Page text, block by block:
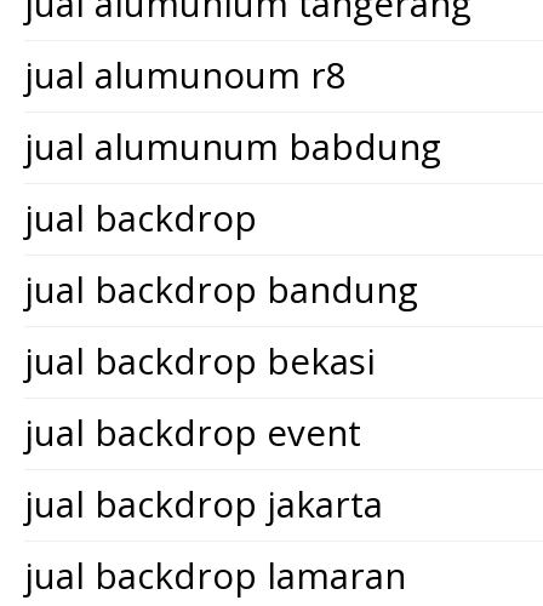
jual alumunoum r8
jual alumunum babdung
jual backdrop
jual backdrop bandung
jual backdrop bekasi
jual backdrop event
jual backdrop jakarta
jual backdrop lamaran